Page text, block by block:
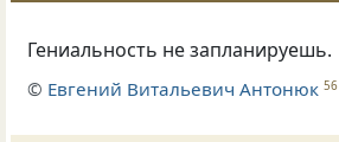
Гениальность не запланируешь.
© Евгений Витальевич Антонюк 56